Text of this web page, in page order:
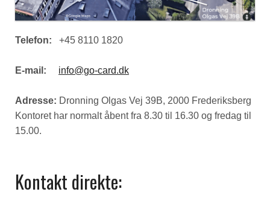
Telefon: +45 8110 1820
E-mail: info@go-card.dk
Adresse: Dronning Olgas Vej 39B, 2000 Frederiksberg
Kontoret har normalt åbent fra 8.30 til 16.30 og fredag til
15.00.
Kontakt direkte: